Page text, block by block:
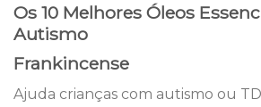
Os 10 Melhores Óleos
Autismo
Frankincense
Ajuda crianças com autismo ou